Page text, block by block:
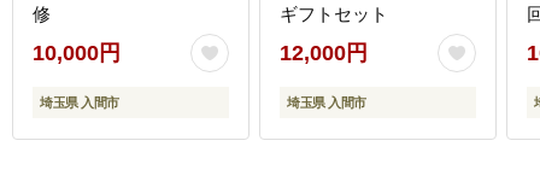
修
10,000円
埼玉県 入間市
ギフトセット
12,000円
埼玉県 入間市